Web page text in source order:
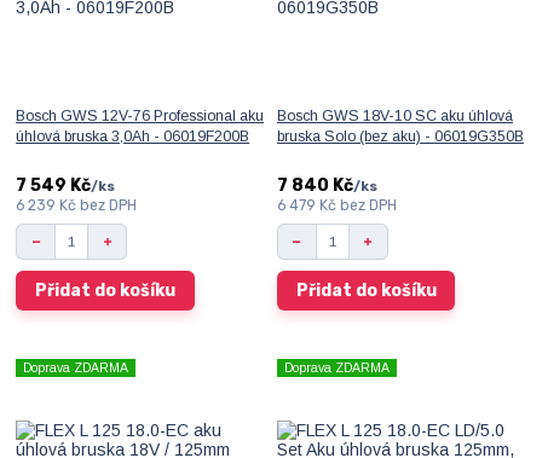
Bosch GWS 12V-76 Professional aku
úhlová bruska 3,0Ah - 06019F200B
7 549 Kč/ks
6 239 Kč bez DPH
Přidat do košíku
Bosch GWS 18V-10 SC aku úhlová
bruska Solo (bez aku) - 06019G350B
7 840 Kč/ks
6 479 Kč bez DPH
Přidat do košíku
Doprava ZDARMA Doprava ZDARMA